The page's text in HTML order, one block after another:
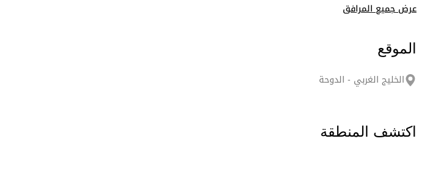
عرض جميع المرافق
الموقع
الخليج الغربي - الدوحة
اكتشف المنطقة